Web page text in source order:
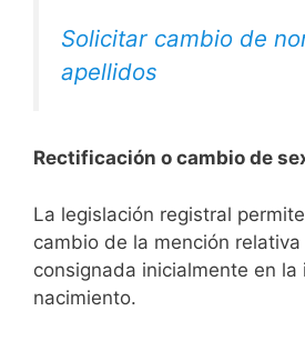
Solicitar cambio de
apellidos
Rectificación o cambio de
La legislación registral
cambio de la mención
consignada inicialmente en la
nacimiento.